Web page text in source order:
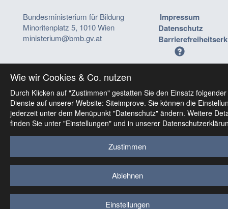
Bundesministerium für Bildung
Minoritenplatz 5, 1010 Wien
ministerium@bmb.gv.at
Impressum
Datenschutz
Wie wir Cookies & Co. nutzen
Durch Klicken auf "Zustimmen" gestatten Sie den Einsatz folgender
Dienste auf unserer Website: Siteimprove. Sie können die
jederzeit unter dem Menüpunkt "Datenschutz" ändern. Weitere
finden Sie unter "Einstellungen" und in unserer
Zustimmen
Ablehnen
Einstellungen